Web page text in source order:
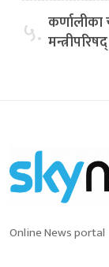
५. कर्णालीका
Online News portal